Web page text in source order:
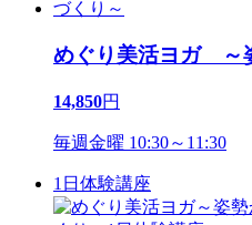
めぐり美活ヨガ ～
14,850円
毎週金曜 10:30～11:30
1日体験講座